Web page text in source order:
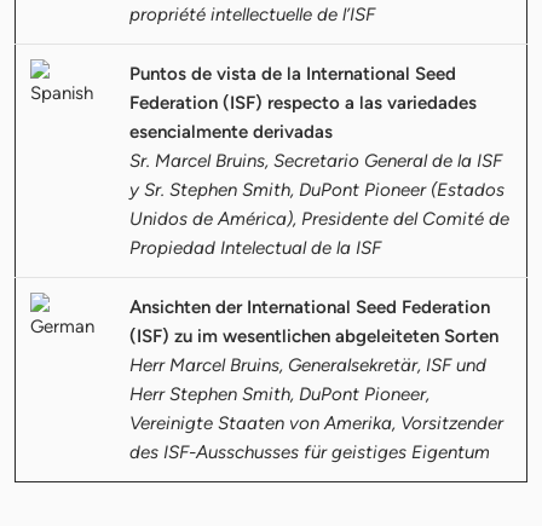
propriété intellectuelle de l’ISF
Puntos de vista de la International Seed
Federation (ISF) respecto a las variedades
esencialmente derivadas
Sr. Marcel Bruins, Secretario General de la ISF
y Sr. Stephen Smith, DuPont Pioneer (Estados
Unidos de América), Presidente del Comité de
Propiedad Intelectual de la ISF
Ansichten der International Seed Federation
(ISF) zu im wesentlichen abgeleiteten Sorten
Herr Marcel Bruins, Generalsekretär, ISF und
Herr Stephen Smith, DuPont Pioneer,
Vereinigte Staaten von Amerika, Vorsitzender
des ISF-Ausschusses für geistiges Eigentum